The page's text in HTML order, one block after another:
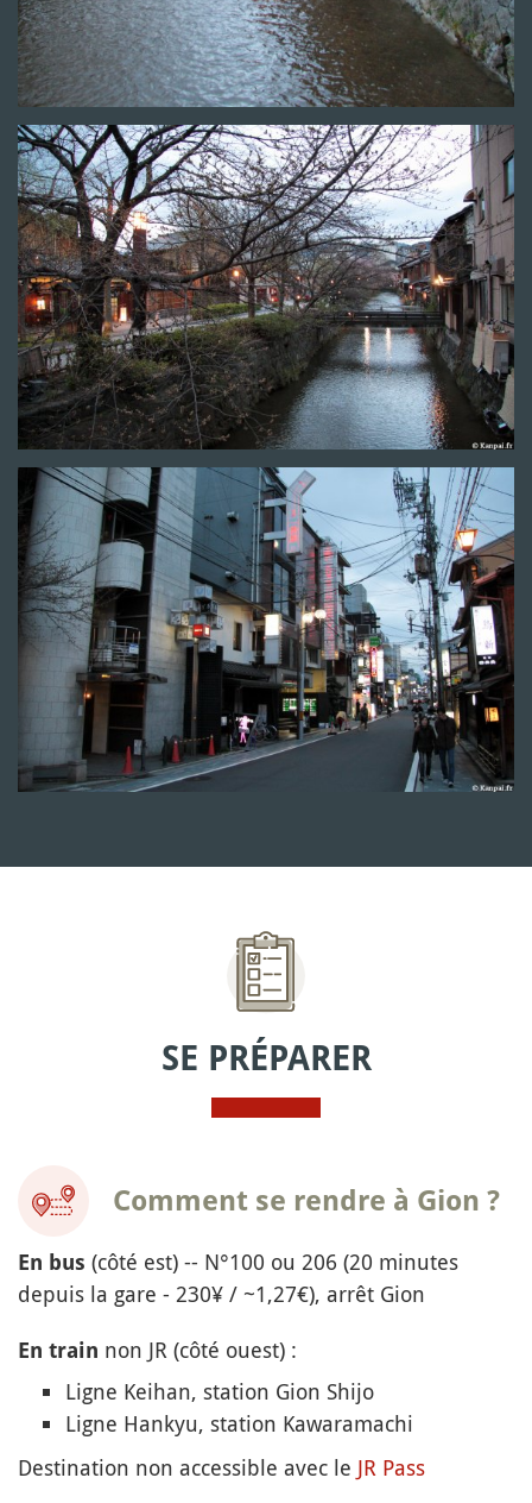
SE PRÉPARER
Comment se rendre à Gion ?
En bus (côté est) -- N°100 ou 206 (20 minutes
depuis la gare - 230¥ / ~1,27€), arrêt Gion
En train non JR (côté ouest) :
Ligne Keihan, station Gion Shijo
Ligne Hankyu, station Kawaramachi
Destination non accessible avec le JR Pass